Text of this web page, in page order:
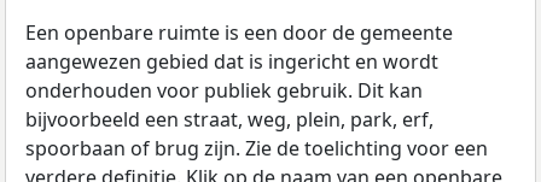
Een openbare ruimte is een door de gemeente
aangewezen gebied dat is ingericht en wordt
onderhouden voor publiek gebruik. Dit kan
bijvoorbeeld een straat, weg, plein, park, erf,
spoorbaan of brug zijn. Zie de toelichting voor een